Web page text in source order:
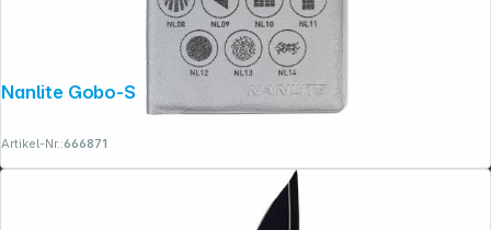
Nanlite Gobo-Set 1
Artikel-Nr.:666871